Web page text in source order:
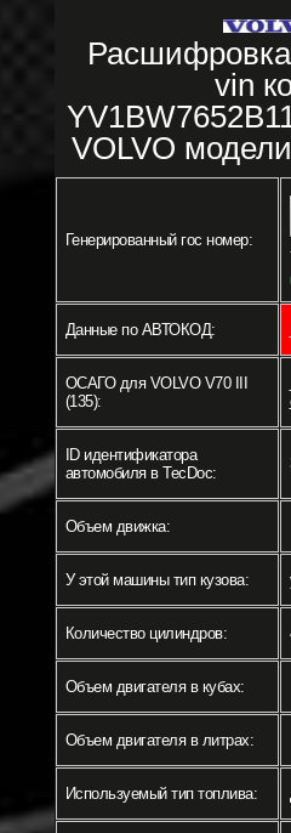
vin
VOLVO
Генерированный гос номер:
Данные по АВТОКОД:
ОСАГО для VOLVO V70 III
(135):
ID идентификатора
автомобиля в TecDoc:
Объем движка:
У этой машины тип кузова:
Количество цилиндров:
Объем двигателя в кубах:
Объем двигателя в литрах:
Используемый тип топлива: